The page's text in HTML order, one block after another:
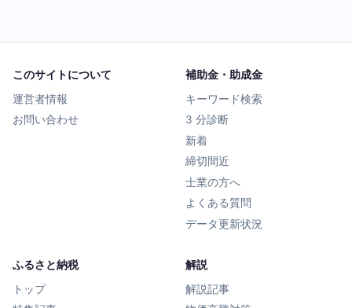
このサイトについて
運営者情報
お問い合わせ
補助金・助成金
キーワード検索
3 分診断
新着
締切間近
士業の方へ
よくある質問
データ更新状況
ふるさと納税
トップ
解説
解説記事